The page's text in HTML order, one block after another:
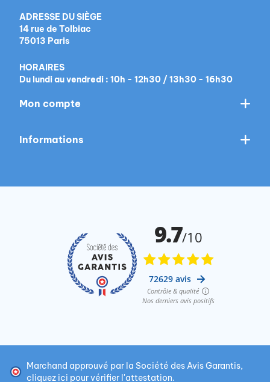
ADRESSE DU SIÈGE
14 rue de Tolbiac
75013 Paris
HORAIRES
Du lundi au vendredi : 10h - 12h30 / 13h30 - 16h30
Mon compte
Informations
Marchand approuvé par la Société des Avis Garantis,
cliquez ici pour vérifier l'attestation.